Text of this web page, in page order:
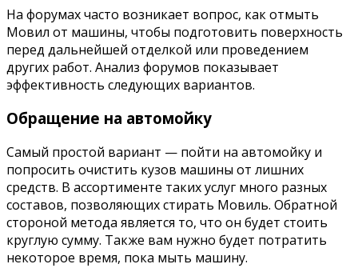
На форумах часто возникает вопрос, как отмыть
Мовил ​​от машины, чтобы подготовить поверхность
перед дальнейшей отделкой или проведением
других работ. Анализ форумов показывает
эффективность следующих вариантов.
Обращение на автомойку
Самый простой вариант — пойти на автомойку и
попросить очистить кузов машины от лишних
средств. В ассортименте таких услуг много разных
составов, позволяющих стирать Мовиль. Обратной
стороной метода является то, что он будет стоить
круглую сумму. Также вам нужно будет потратить
некоторое время, пока мыть машину.